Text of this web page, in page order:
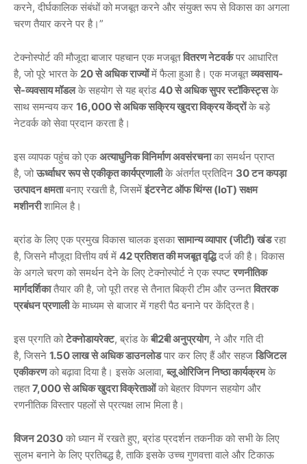
करने, दीर्घकालिक संबंधों को मजबूत करने और संयुक्त रूप से विकास का अगला
चरण तैयार करने पर है।”
टेक्नोस्पोर्ट की मौजूदा बाजार पहचान एक मजबूतवितरणनेटवर्कपर आधारित
है, जो पूरे भारत के 20सेअधिकराज्योंमें फैला हुआ है। एक मजबूतव्यवसाय-
से-व्यवसायमॉडलके सहयोग से यह ब्रांड40सेअधिकसुपरस्टॉकिस्ट्सके
साथ समन्वय कर 16,000सेअधिकसक्रियखुदराविक्रयकेंद्रोंके बड़े
नेटवर्क को सेवा प्रदान करता है।
इस व्यापक पहुंच को एकअत्याधुनिकविनिर्माणअवसंरचनाका समर्थन प्राप्त
है, जोऊर्ध्वाधररूपसेएकीकृतकार्यप्रणालीके अंतर्गत प्रतिदिन 30टनकपड़ा
उत्पादनक्षमताबनाए रखती है, जिसमें इंटरनेटऑफथिंग्स (IoT) सक्षम
मशीनरीशामिल है।
ब्रांड के लिए एक प्रमुख विकास चालक इसकासामान्यव्यापार (जीटी) खंडरहा
है, जिसने मौजूदा वित्तीय वर्ष में 42प्रतिशतकीमजबूतवृद्धिदर्ज की है। विकास
के अगले चरण को समर्थन देने के लिए टेक्नोस्पोर्ट ने एक स्पष्ट रणनीतिक
मार्गदर्शिकातैयार की है, जो पूरी तरह से तैनात बिक्री टीम और उन्नतवितरक
प्रबंधनप्रणालीके माध्यम से बाजार में गहरी पैठ बनाने पर केंद्रित है।
इस प्रगति कोटेक्नोडायरेक्ट, ब्रांड केबी2बीअनुप्रयोग, ने और गति दी
है, जिसने 1.50लाखसेअधिकडाउनलोडपार कर लिए हैं और सहज डिजिटल
एकीकरणको बढ़ावा दिया है। इसके अलावा, ब्लूओरिजिननिष्ठाकार्यक्रमके
तहत7,000सेअधिकखुदराविक्रेताओंको बेहतर विपणन सहयोग और
रणनीतिक विस्तार पहलों से प्रत्यक्ष लाभ मिला है।
विजन 2030 को ध्यान में रखते हुए, ब्रांड प्रदर्शन तकनीक को सभी के लिए
सुलभ बनाने के लिए प्रतिबद्ध है, ताकि इसके उच्च गुणवत्ता वाले और टिकाऊ